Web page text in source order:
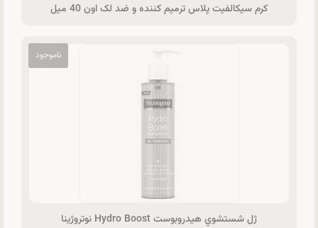
کرم سیکالفیت پلاس ترمیم کننده و ضد لک اون 40 میل
ژل شستشوي هیدروبوست Hydro Boost نوتروژینا